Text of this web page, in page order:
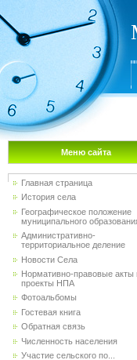
Меню сайта
Главная страница
История села
Географическое положение
муниципального
Административно-
территориальное деление
Новости Села
Нормативно-правовые акты
проекты НПА
Фотоальбомы
Гостевая книга
Обратная связь
Численность населения
Участие сельского по...